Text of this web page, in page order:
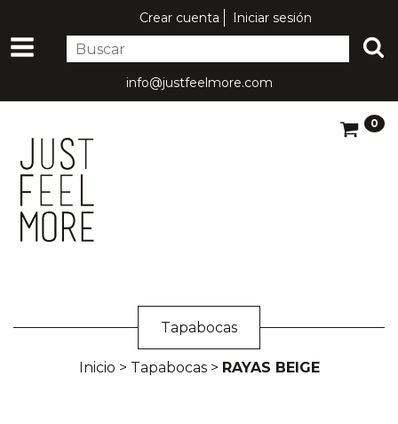
Crear cuenta Iniciar sesión
info@justfeelmore.com
0
Tapabocas
Inicio > Tapabocas > RAYAS BEIGE